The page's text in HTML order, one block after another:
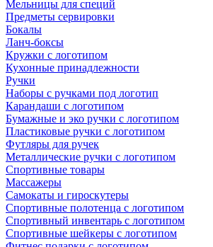
Мельницы для специй
Предметы сервировки
Бокалы
Ланч-боксы
Кружки с логотипом
Кухонные принадлежности
Ручки
Наборы с ручками под логотип
Карандаши с логотипом
Бумажные и эко ручки с логотипом
Пластиковые ручки с логотипом
Футляры для ручек
Металлические ручки с логотипом
Спортивные товары
Массажеры
Самокаты и гироскутеры
Спортивные полотенца с логотипом
Спортивный инвентарь с логотипом
Спортивные шейкеры с логотипом